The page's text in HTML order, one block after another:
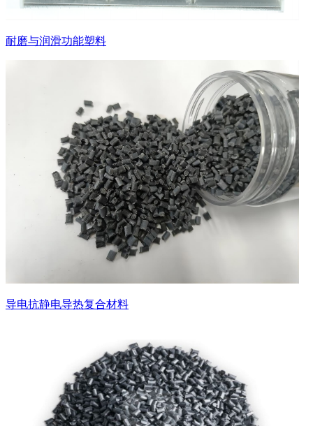
耐磨与润滑功能塑料
导电抗静电导热复合材料